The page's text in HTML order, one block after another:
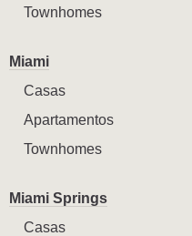
Townhomes
Miami
Casas
Apartamentos
Townhomes
Miami Springs
Casas